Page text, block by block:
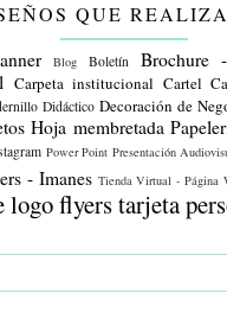
QUE
Blog Boletín
Brochure
Carpeta institucional Cartel
Didáctico Decoración de
Hoja membretada
Power Point Presentación
- Imanes Tienda Virtual - Página
logoflyerstarjeta